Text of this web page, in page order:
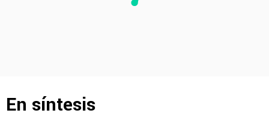
En síntesis